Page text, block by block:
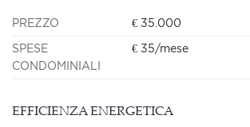
PREZZO € 35.000
SPESE
CONDOMINIALI
€ 35/mese
EFFICIENZA ENERGETICA